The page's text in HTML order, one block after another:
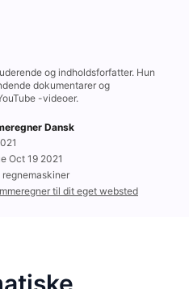
og indholdsforfatter. Hun
dokumentarer og
-videoer.
Dansk
Oct 19 2021
til dit eget websted